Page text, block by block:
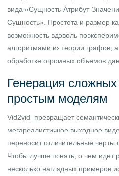
вида «Сущность-Атрибут-
Сущность». Простота и размер
возможность вдоволь
алгоритмами из теории графов, а
обработке огромных объемов
Генерация
простым моделям
Vid2vid превращает
мегареалистичное выходное
переносит отличительные черты
Чтобы лучше понять, о чем идет
несколько наглядных примеров